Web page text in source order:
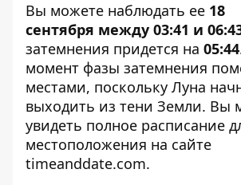
Вы можете наблюдать ее 18
сентября между 03:41 и
затемнения придется на 05:44
момент фазы затемнения
местами, поскольку Луна
выходить из тени Земли. Вы
увидеть полное расписание
местоположения на сайте
timeanddate.com.